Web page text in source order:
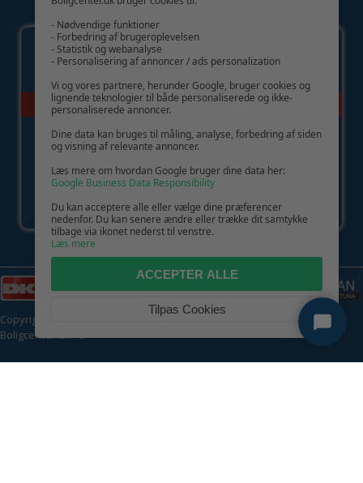
GIV GLÆDE MED ET GAVEKORT!
Copyright © 2026 | CVR: DK41222093 | Alle rettigheder forbeholdes |
Boligcenter.dk
- Nødvendige funktioner
- Forbedring af brugeroplevelsen
- Statistik og webanalyse
- Personalisering af annoncer / ads personalization
Vi og vores partnere, herunder Google, bruger cookies og
lignende teknologier til både personaliserede og ikke-
personaliserede annoncer.
Dine data kan bruges til måling, analyse, forbedring af siden
og visning af relevante annoncer.
Læs mere om hvordan Google bruger dine data her:
Google Business Data Responsibility
Du kan acceptere alle eller vælge dine præferencer
nedenfor. Du kan senere ændre eller trække dit samtykke
tilbage via ikonet nederst til venstre.
Læs mere
ACCEPTER ALLE
Tilpas Cookies